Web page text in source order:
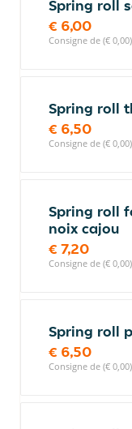
Spring roll
€ 6,00
Consigne de (€ 0,00)
Spring roll
€ 6,50
Consigne de (€ 0,00)
Spring roll
noix cajou
€ 7,20
Consigne de (€ 0,00)
Spring roll
€ 6,50
Consigne de (€ 0,00)